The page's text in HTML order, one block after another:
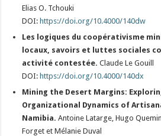
Elias O. Tchouki
DOI: https://doi.org/10.4000/140dw
Les logiques du coopérativisme
locaux, savoirs et luttes sociales
activité contestée.Claude Le Gouill
DOI: https://doi.org/10.4000/140dx
Mining the Desert Margins:
Organizational Dynamics of
Namibia.Antoine Latarge, Hugo
Forget et Mélanie Duval